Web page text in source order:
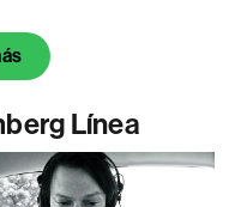
Línea